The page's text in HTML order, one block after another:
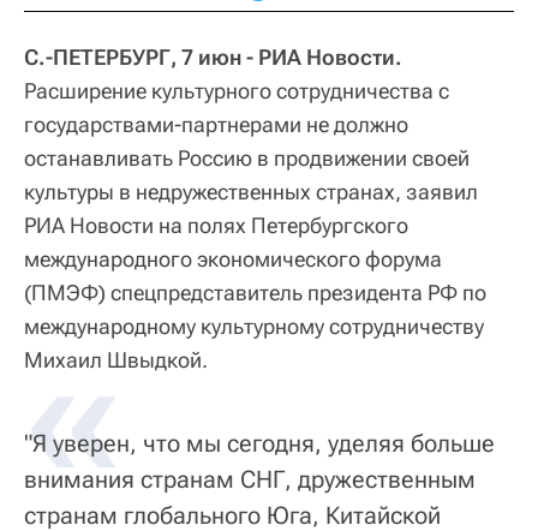
С.-ПЕТЕРБУРГ, 7 июн - РИА Новости.
Расширение культурного сотрудничества с
государствами-партнерами не должно
останавливать Россию в продвижении своей
культуры в недружественных странах, заявил
РИА Новости на полях Петербургского
международного экономического форума
(ПМЭФ) спецпредставитель президента РФ по
международному культурному сотрудничеству
Михаил Швыдкой.
«
"Я уверен, что мы сегодня, уделяя больше
внимания странам СНГ, дружественным
странам глобального Юга, Китайской